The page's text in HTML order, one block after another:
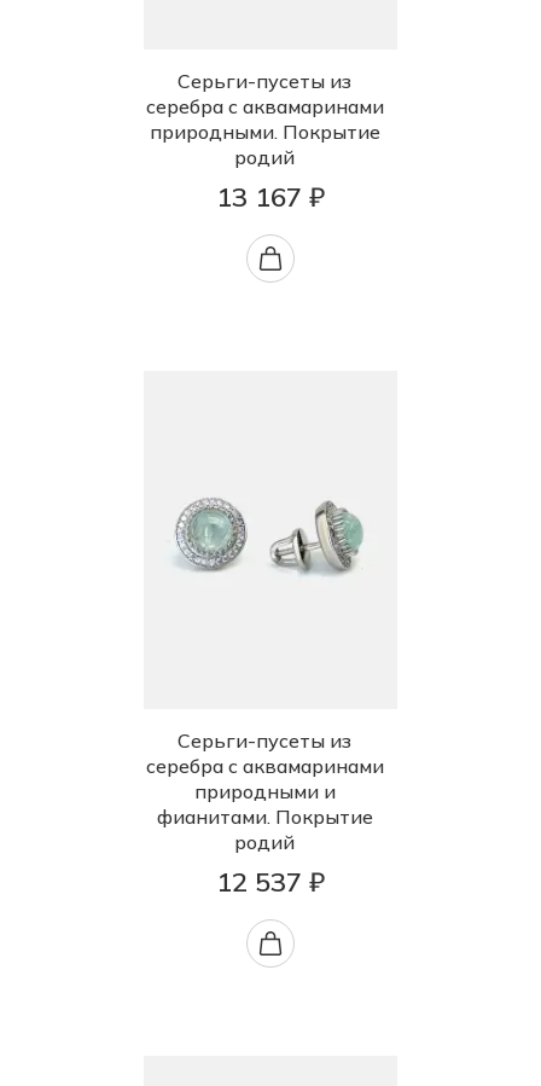
Серьги-пусеты из
серебра с аквамаринами
природными. Покрытие
родий
13 167 ₽
Серьги-пусеты из
серебра с аквамаринами
природными и
фианитами. Покрытие
родий
12 537 ₽